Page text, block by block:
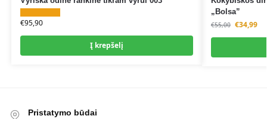
€95,90
Į krepšelį
„Bolsa”
€55,00 €34,99
Pristatymo būdai